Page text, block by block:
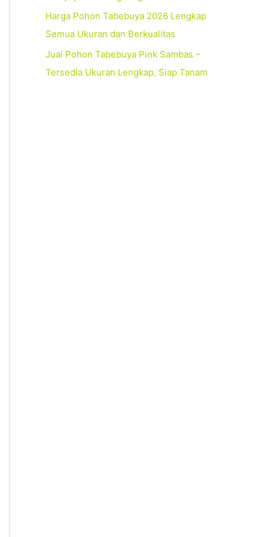
Harga Pohon Tabebuya 2026 Lengkap
Semua Ukuran dan Berkualitas
Jual Pohon Tabebuya Pink Sambas –
Tersedia Ukuran Lengkap, Siap Tanam